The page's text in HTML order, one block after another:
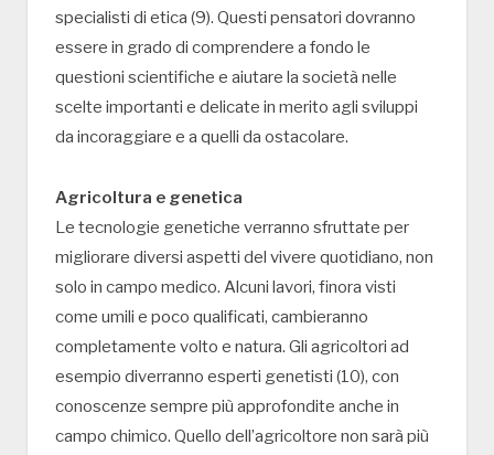
specialisti di etica (9). Questi pensatori dovranno
essere in grado di comprendere a fondo le
questioni scientifiche e aiutare la società nelle
scelte importanti e delicate in merito agli sviluppi
da incoraggiare e a quelli da ostacolare.
Agricoltura e genetica
Le tecnologie genetiche verranno sfruttate per
migliorare diversi aspetti del vivere quotidiano, non
solo in campo medico. Alcuni lavori, finora visti
come umili e poco qualificati, cambieranno
completamente volto e natura. Gli agricoltori ad
esempio diverranno esperti genetisti (10), con
conoscenze sempre più approfondite anche in
campo chimico. Quello dell’agricoltore non sarà più